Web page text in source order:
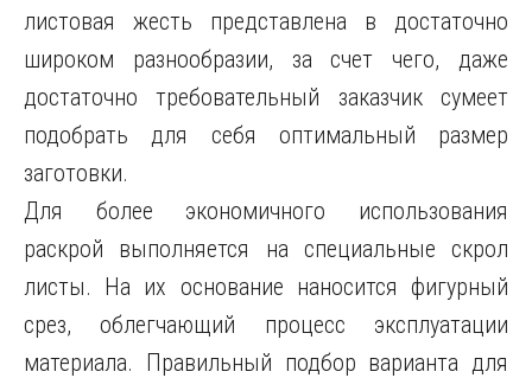
листовая жесть представлена в достаточно
широком разнообразии, за счет чего, даже
достаточно требовательный заказчик сумеет
подобрать для себя оптимальный размер
заготовки.
Для более экономичного использования
раскрой выполняется на специальные скрол
листы. На их основание наносится фигурный
срез, облегчающий процесс эксплуатации
материала. Правильный подбор варианта для